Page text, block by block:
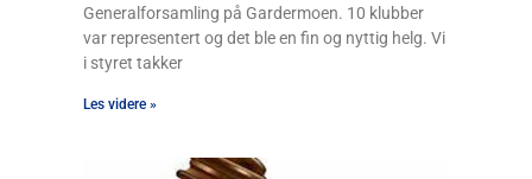
Generalforsamling på Gardermoen. 10 klubber
var representert og det ble en fin og nyttig helg. Vi
i styret takker
Les videre »